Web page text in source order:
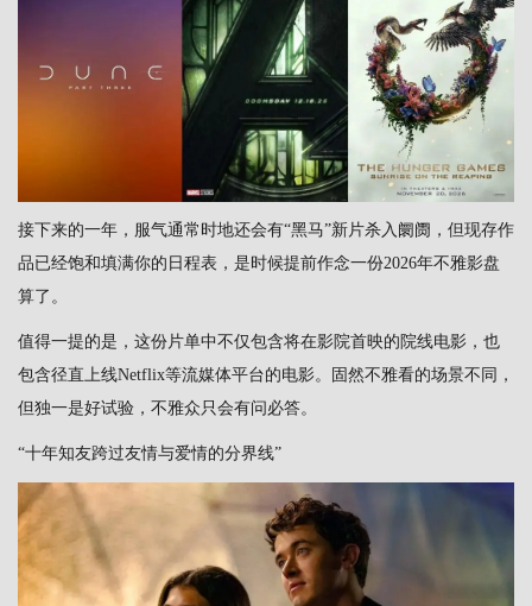
接下来的一年，服气通常时地还会有“黑马”新片杀入阛阓，但现存作
品已经饱和填满你的日程表，是时候提前作念一份2026年不雅影盘
算了。
值得一提的是，这份片单中不仅包含将在影院首映的院线电影，也
包含径直上线Netflix等流媒体平台的电影。固然不雅看的场景不同，
但独一是好试验，不雅众只会有问必答。
“十年知友跨过友情与爱情的分界线”